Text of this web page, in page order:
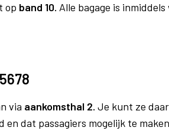
op band 10. Alle bagage is
via aankomsthal 2. Je kunt ze
en dat passagiers mogelijk te